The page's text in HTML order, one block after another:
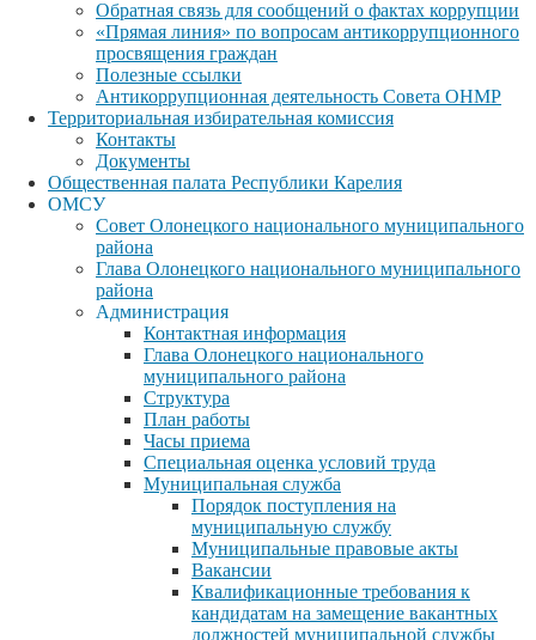
Обратная связь для сообщений о фактах коррупции
«Прямая линия» по вопросам антикоррупционного
просвящения граждан
Полезные ссылки
Антикоррупционная деятельность Совета ОНМР
Территориальная избирательная комиссия
Контакты
Документы
Общественная палата Республики Карелия
ОМСУ
Совет Олонецкого национального муниципального
района
Глава Олонецкого национального муниципального
района
Администрация
Контактная информация
Глава Олонецкого национального
муниципального района
Структура
План работы
Часы приема
Специальная оценка условий труда
Муниципальная служба
Порядок поступления на
муниципальную службу
Муниципальные правовые акты
Вакансии
Квалификационные требования к
кандидатам на замещение вакантных
должностей муниципальной службы